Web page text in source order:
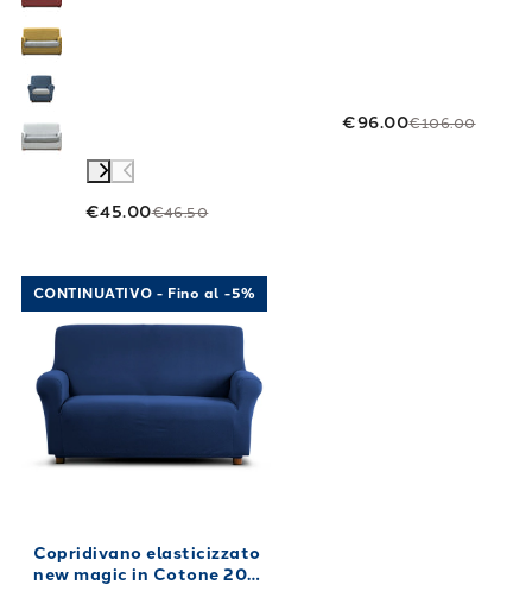
€45.00€46.50
€96.00€106.00
Link to "Copridivano elasticizzato new
CONTINUATIVO - Fino al -5%
Copridivano elasticizzato
new magic in Cotone 200